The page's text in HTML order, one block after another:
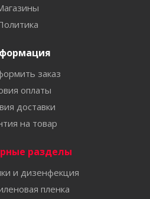
заказ
оплаты
доставки
на товар
разделы
и дизенфекция
пленка